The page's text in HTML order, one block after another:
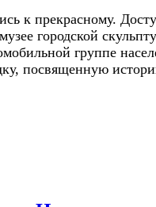
к прекрасному.
городской
группе
посвященную